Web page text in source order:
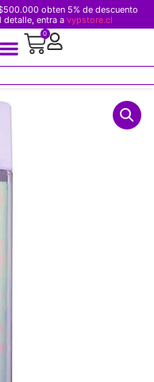
obten 5% de descuento
detalle, entra a vypstore.cl
0